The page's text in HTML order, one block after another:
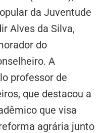
da Juventude
Alves da Silva,
do
A
professor de
que destacou a
que visa
agrária junto